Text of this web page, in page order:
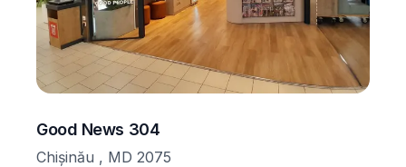
Good News 304
Chișinău , MD 2075